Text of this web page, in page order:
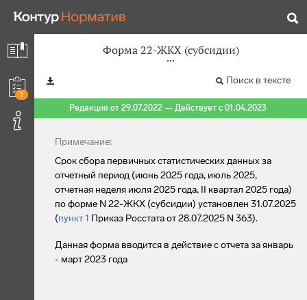
1
Форма 22-ЖКХ (субсидии)
Поиск в тексте
Редакция от 29.07.2022 — Действует с 01.04.2023
Примечание:
Срок сбора первичных статистических данных за
отчетный период (июнь 2025 года, июль 2025,
отчетная неделя июля 2025 года, II квартал 2025 года)
по форме N 22-ЖКХ (субсидии) установлен 31.07.2025
(пункт 1 Приказ Росстата от 28.07.2025 N 363).
Данная форма вводится в действие с отчета за январь
- март 2023 года